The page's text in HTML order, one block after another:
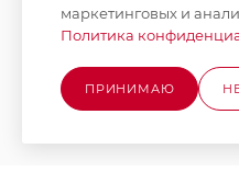
БРЕНДЫ
маркетинговых и
Политика
ПРИНИМАЮ